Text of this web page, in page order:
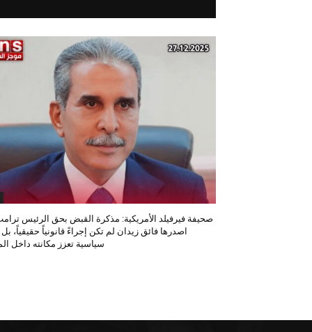
صحيفة فيرفيلد الأمريكية: مذكرة القبض بحق الرئيس
اصدرها فائق زيدان لم تكن إجراءً قانونياً حقيقياً،
سياسية تعزز مكانته داخل